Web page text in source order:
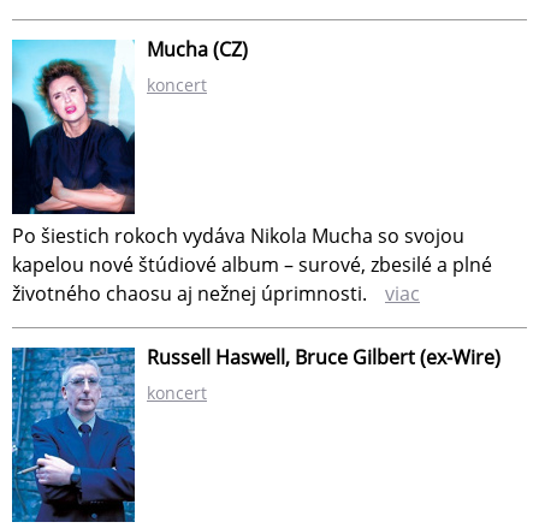
Mucha (CZ)
koncert
Po šiestich rokoch vydáva Nikola Mucha so svojou
kapelou nové štúdiové album – surové, zbesilé a plné
životného chaosu aj nežnej úprimnosti.
viac
Russell Haswell, Bruce Gilbert (ex-Wire)
koncert